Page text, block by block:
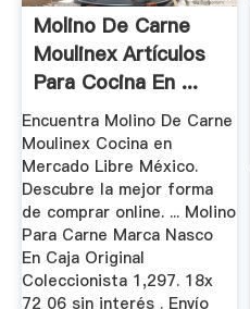
Molino De Carne
Moulinex Artículos
Para Cocina En ...
Encuentra Molino De Carne
Moulinex Cocina en
Mercado Libre México.
Descubre la mejor forma
de comprar online. ... Molino
Para Carne Marca Nasco
En Caja Original
Coleccionista 1,297. 18x
72 06 sin interés . Envío